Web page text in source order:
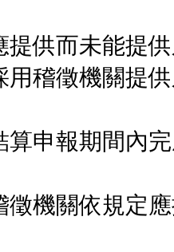
提供而未能提
用稽徵機關提
算申報期間內
徵機關依規定